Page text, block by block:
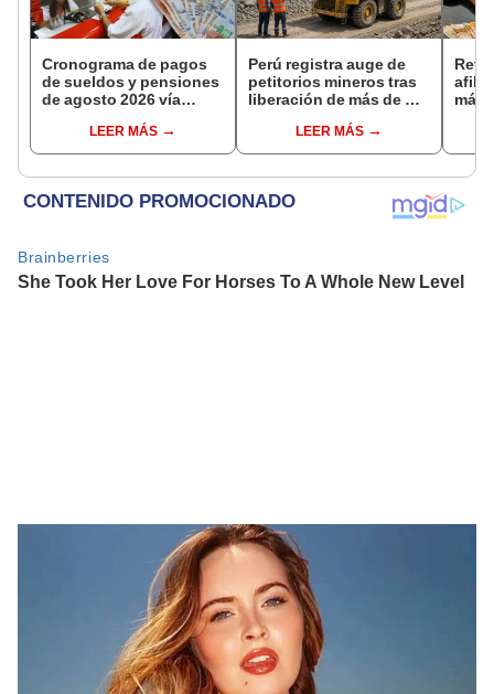
Cronograma de pagos
de sueldos y pensiones
de agosto 2026 vía
conoce las fechas de
depósito
LEER MÁS
Perú registra auge de
petitorios mineros tras
liberación de más de mil
explorar cobre y oro
LEER MÁS
más